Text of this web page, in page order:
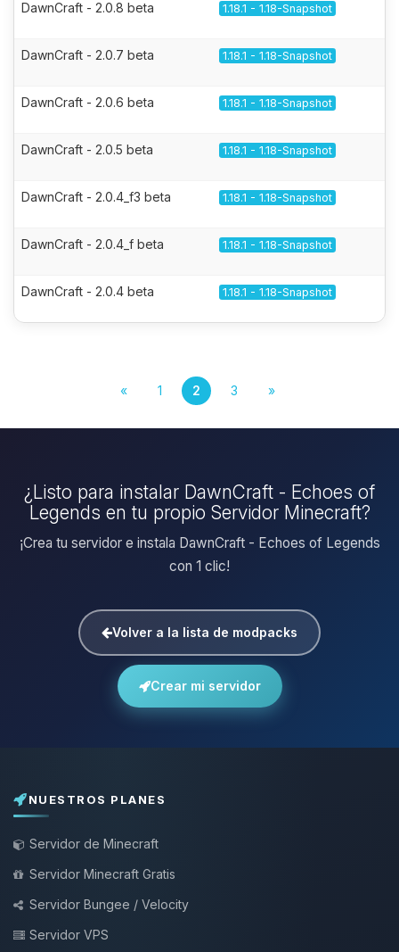
DawnCraft - 2.0.8 beta 1.18.1 - 1.18-Snapshot
DawnCraft - 2.0.7 beta 1.18.1 - 1.18-Snapshot
DawnCraft - 2.0.6 beta 1.18.1 - 1.18-Snapshot
DawnCraft - 2.0.5 beta 1.18.1 - 1.18-Snapshot
DawnCraft - 2.0.4_f3 beta 1.18.1 - 1.18-Snapshot
DawnCraft - 2.0.4_f beta 1.18.1 - 1.18-Snapshot
DawnCraft - 2.0.4 beta 1.18.1 - 1.18-Snapshot
« 1 2 3 »
¿Listo para instalar DawnCraft - Echoes of
Legends en tu propio Servidor Minecraft?
¡Crea tu servidor e instala DawnCraft - Echoes of Legends
con 1 clic!
Volver a la lista de modpacks
Crear mi servidor
NUESTROS PLANES
Servidor de Minecraft
Servidor Minecraft Gratis
Servidor Bungee / Velocity
Servidor VPS